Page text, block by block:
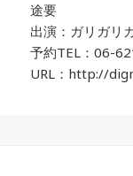
途要
出演：ガリガリ
予約TEL：06-
URL：http://